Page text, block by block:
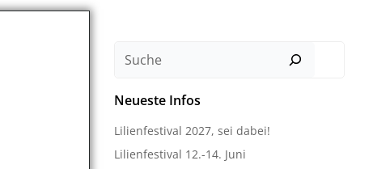
Suchen
Neueste Infos
Lilienfestival 2027, sei dabei!
Lilienfestival 12.-14. Juni